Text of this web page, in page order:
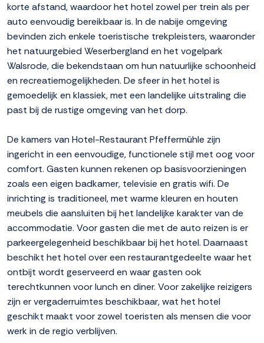
korte afstand, waardoor het hotel zowel per trein als per
auto eenvoudig bereikbaar is. In de nabije omgeving
bevinden zich enkele toeristische trekpleisters, waaronder
het natuurgebied Weserbergland en het vogelpark
Walsrode, die bekendstaan om hun natuurlijke schoonheid
en recreatiemogelijkheden. De sfeer in het hotel is
gemoedelijk en klassiek, met een landelijke uitstraling die
past bij de rustige omgeving van het dorp.
De kamers van Hotel-Restaurant Pfeffermühle zijn
ingericht in een eenvoudige, functionele stijl met oog voor
comfort. Gasten kunnen rekenen op basisvoorzieningen
zoals een eigen badkamer, televisie en gratis wifi. De
inrichting is traditioneel, met warme kleuren en houten
meubels die aansluiten bij het landelijke karakter van de
accommodatie. Voor gasten die met de auto reizen is er
parkeergelegenheid beschikbaar bij het hotel. Daarnaast
beschikt het hotel over een restaurantgedeelte waar het
ontbijt wordt geserveerd en waar gasten ook
terechtkunnen voor lunch en diner. Voor zakelijke reizigers
zijn er vergaderruimtes beschikbaar, wat het hotel
geschikt maakt voor zowel toeristen als mensen die voor
werk in de regio verblijven.